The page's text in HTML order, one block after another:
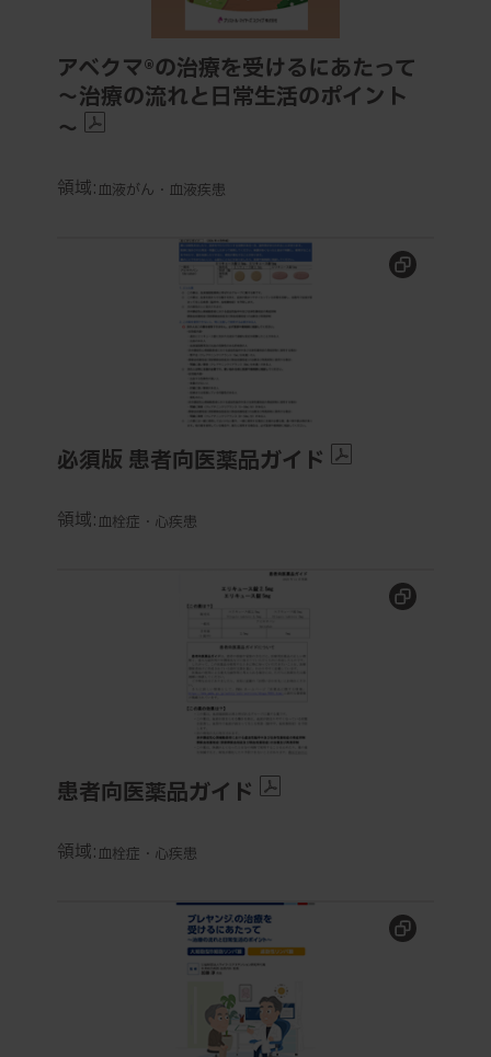
アベクマ®の治療を受けるにあたって
～治療の流れと日常生活のポイント
～
領域:血液がん・血液疾患
必須版 患者向医薬品ガイド
必須版 患者向医薬品ガイド
領域:血栓症・心疾患
患者向医薬品ガイド
領域:血栓症・心疾患
の治療を受けるにあたって〜治療の流れ